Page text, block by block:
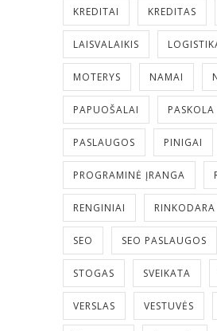
KREDITAI KREDITAS
LAISVALAIKIS
MOTERYS NAMAI
PAPUOŠALAI PASKOLA
PASLAUGOS PINIGAI
PROGRAMINĖ ĮRANGA
RENGINIAI RINKODARA
SEO SEO PASLAUGOS
STOGAS SVEIKATA
VERSLAS VESTUVĖS